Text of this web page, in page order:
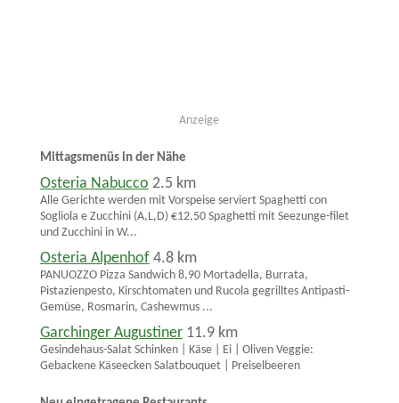
Anzeige
Mittagsmenüs in der Nähe
Osteria Nabucco 2.5 km
Alle Gerichte werden mit Vorspeise serviert Spaghetti con
Sogliola e Zucchini (A,L,D) €12,50 Spaghetti mit Seezunge-filet
und Zucchini in W...
Osteria Alpenhof 4.8 km
PANUOZZO Pizza Sandwich 8,90 Mortadella, Burrata,
Pistazienpesto, Kirschtomaten und Rucola gegrilltes Antipasti-
Gemüse, Rosmarin, Cashewmus ...
Garchinger Augustiner 11.9 km
Gesindehaus-Salat Schinken | Käse | Ei | Oliven Veggie:
Gebackene Käseecken Salatbouquet | Preiselbeeren